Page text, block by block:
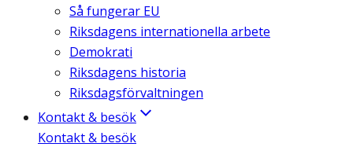
Så fungerar EU
Riksdagens internationella arbete
Demokrati
Riksdagens historia
Riksdagsförvaltningen
Kontakt & besök
Kontakt & besök